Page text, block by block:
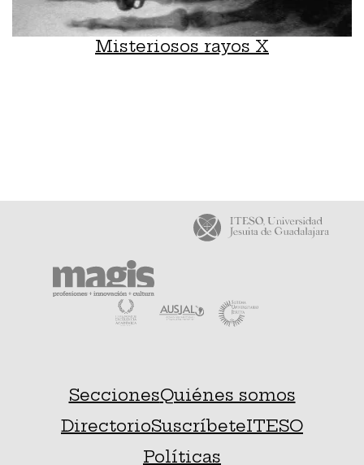
Misteriosos rayos X
SeccionesQuiénes somos
DirectorioSuscríbeteITESO
Políticas